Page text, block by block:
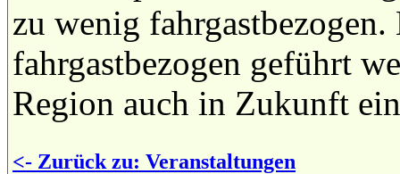
zu wenig
fahrgastbezogen geführt
Region auch in Zukunft
<- Zurück zu: Veranstaltungen